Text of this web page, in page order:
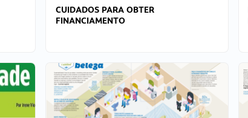
CUIDADOS PARA OBTER
FINANCIAMENTO